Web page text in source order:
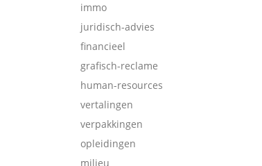
immo
juridisch-advies
financieel
grafisch-reclame
human-resources
vertalingen
verpakkingen
opleidingen
milieu